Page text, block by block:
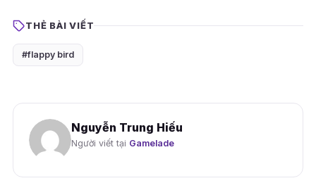
THẺ BÀI VIẾT
#flappy bird
Nguyễn Trung Hiếu
Người viết tại Gamelade